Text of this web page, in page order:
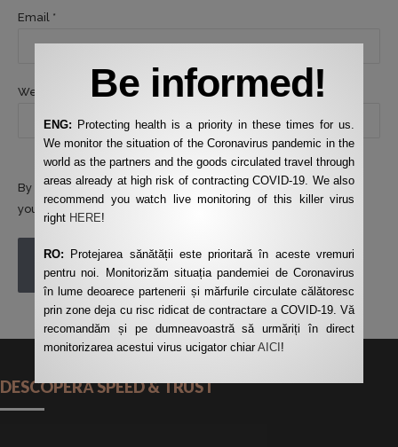
Email *
Website
By using this form you agree with the storage and handling of
your data by this website.
POST COMMENT
DESCOPERĂ SPEED & TRUST
Be informed!
ENG: Protecting health is a priority in these times for us.
We monitor the situation of the Coronavirus pandemic in the
world as the partners and the goods circulated travel through
areas already at high risk of contracting COVID-19. We also
recommend you watch live monitoring of this killer virus
right HERE!
RO: Protejarea sănătății este prioritară în aceste vremuri
pentru noi. Monitorizăm situația pandemiei de Coronavirus
în lume deoarece partenerii și mărfurile circulate călătoresc
prin zone deja cu risc ridicat de contractare a COVID-19. Vă
recomandăm și pe dumneavoastră să urmăriți în direct
monitorizarea acestui virus ucigator chiarAICI!